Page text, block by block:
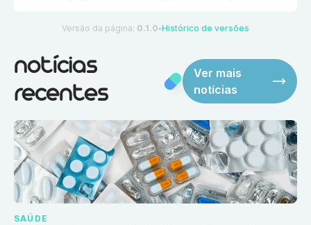
Versão da página: 0.1.0 ●Histórico de versões
notícias
recentes
Ver mais
notícias
SAÚDE